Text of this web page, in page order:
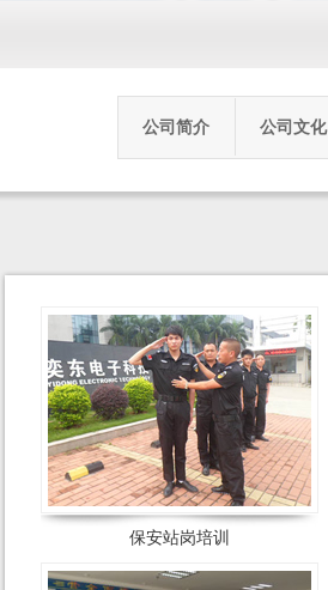
公司简介 公司文化
保安站岗培训